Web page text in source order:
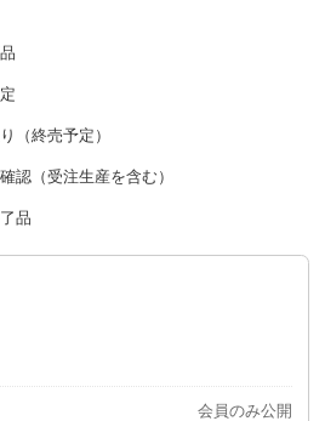
（終売予定）
認（受注生産を含む）
品
会員のみ公開